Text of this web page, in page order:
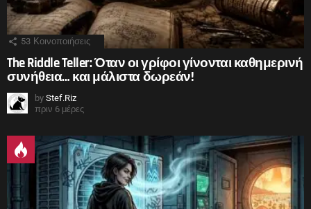
53 Κοινοποιήσεις
The Riddle Teller: Όταν οι γρίφοι γίνονται καθημερινή
συνήθεια… και μάλιστα δωρεάν!
by Stef.Riz
πριν 6 μέρες